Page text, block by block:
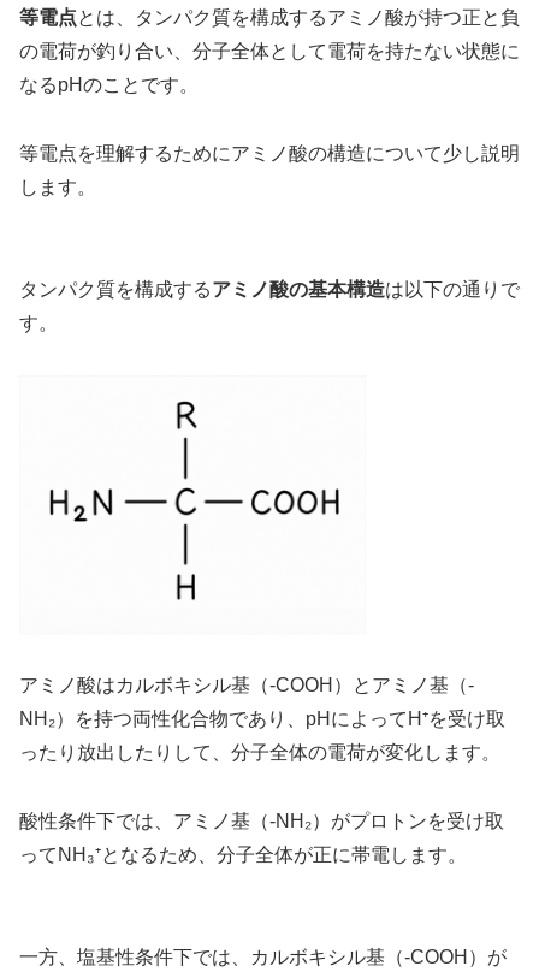
等電点とは、タンパク質を構成するアミノ酸が持つ正と負
の電荷が釣り合い、分子全体として電荷を持たない状態に
なるpHのことです。
等電点を理解するためにアミノ酸の構造について少し説明
します。
タンパク質を構成するアミノ酸の基本構造は以下の通りで
す。
アミノ酸はカルボキシル基（-COOH）とアミノ基（-
NH₂）を持つ両性化合物であり、pHによってH⁺を受け取
ったり放出したりして、分子全体の電荷が変化します。
酸性条件下では、アミノ基（-NH₂）がプロトンを受け取
ってNH₃⁺となるため、分子全体が正に帯電します。
一方、塩基性条件下では、カルボキシル基（-COOH）が